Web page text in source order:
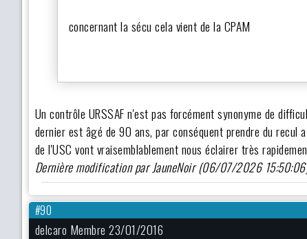
concernant la sécu cela vient de la CPAM
Un contrôle URSSAF n'est pas forcément synonyme de
dernier est âgé de 90 ans, par conséquent prendre du recul
de l'USC vont vraisemblablement nous éclairer très
Dernière modification par JauneNoir (06/07/2026
#90
delcaro Membre 23/01/2016